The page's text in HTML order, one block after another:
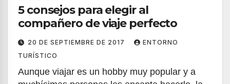
5 consejos para elegir al
compañero de viaje perfecto
20 DE SEPTIEMBRE DE 2017
ENTORNO
TURÍSTICO
Aunque viajar es un hobby muy popular y a